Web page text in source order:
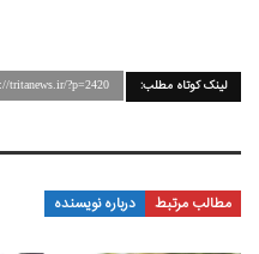
لینک کوتاه مطلب: tritanews.ir/?p=2420
مطالب مرتبط درباره نویسنده